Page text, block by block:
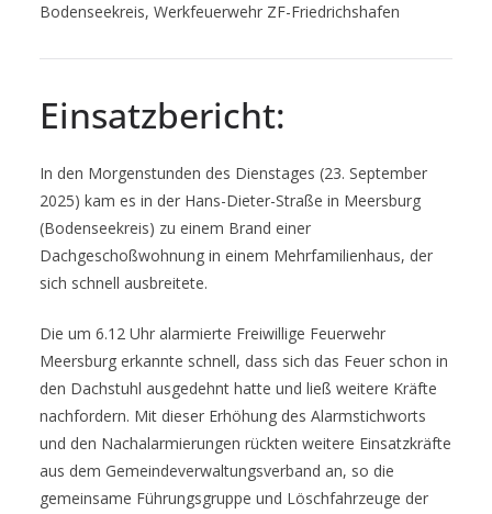
Bodenseekreis, Werkfeuerwehr ZF-Friedrichshafen
Einsatzbericht:
In den Morgenstunden des Dienstages (23. September
2025) kam es in der Hans-Dieter-Straße in Meersburg
(Bodenseekreis) zu einem Brand einer
Dachgeschoßwohnung in einem Mehrfamilienhaus, der
sich schnell ausbreitete.
Die um 6.12 Uhr alarmierte Freiwillige Feuerwehr
Meersburg erkannte schnell, dass sich das Feuer schon in
den Dachstuhl ausgedehnt hatte und ließ weitere Kräfte
nachfordern. Mit dieser Erhöhung des Alarmstichworts
und den Nachalarmierungen rückten weitere Einsatzkräfte
aus dem Gemeindeverwaltungsverband an, so die
gemeinsame Führungsgruppe und Löschfahrzeuge der